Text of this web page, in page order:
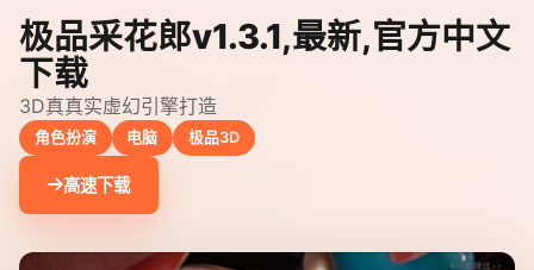
极品采花郎v1.3.1,最新,官方中文
下载
3D真真实虚幻引擎打造
角色扮演 电脑 极品3D
高速下载